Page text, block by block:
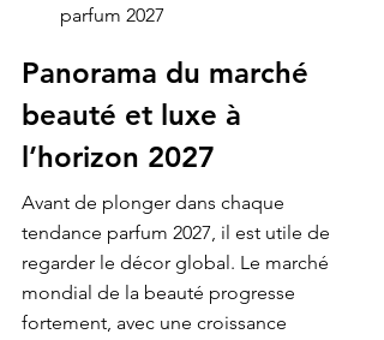
parfum 2027
Panorama du marché
beauté et luxe à
l’horizon 2027
Avant de plonger dans chaque
tendance parfum 2027, il est utile de
regarder le décor global. Le marché
mondial de la beauté progresse
fortement, avec une croissance